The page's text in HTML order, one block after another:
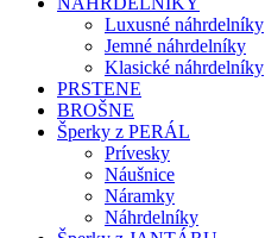
Luxusné náhrdelníky
Jemné náhrdelníky
Klasické náhrdelníky
PRSTENE
BROŠNE
Šperky z PERÁL
Prívesky
Náušnice
Náramky
Náhrdelníky